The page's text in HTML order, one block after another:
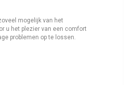
mogelijk van het
u het plezier van een comfort
problemen op te lossen.